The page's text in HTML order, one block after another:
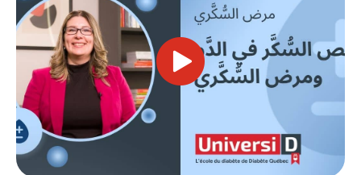
(en
arabe)
dans
fenêtre
modale.